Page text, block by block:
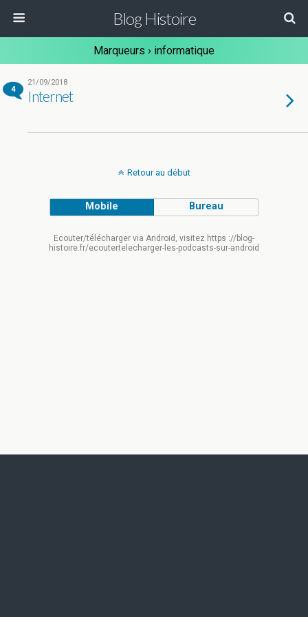
Blog Histoire
Marqueurs › informatique
4
21/09/2018
Internet
Retour au début
Mobile Bureau
Ecouter/télécharger via Android, visitez https ://blog-
histoire.fr/ecoutertelecharger-les-podcasts-sur-android